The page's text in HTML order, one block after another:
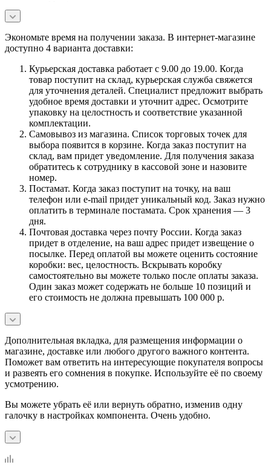
Экономьте время на получении заказа. В интернет-магазине
доступно 4 варианта доставки:
Курьерская доставка работает с 9.00 до 19.00. Когда
товар поступит на склад, курьерская служба свяжется
для уточнения деталей. Специалист предложит выбрать
удобное время доставки и уточнит адрес. Осмотрите
упаковку на целостность и соответствие указанной
комплектации.
Самовывоз из магазина. Список торговых точек для
выбора появится в корзине. Когда заказ поступит на
склад, вам придет уведомление. Для получения заказа
обратитесь к сотруднику в кассовой зоне и назовите
номер.
Постамат. Когда заказ поступит на точку, на ваш
телефон или e-mail придет уникальный код. Заказ нужно
оплатить в терминале постамата. Срок хранения — 3
дня.
Почтовая доставка через почту России. Когда заказ
придет в отделение, на ваш адрес придет извещение о
посылке. Перед оплатой вы можете оценить состояние
коробки: вес, целостность. Вскрывать коробку
самостоятельно вы можете только после оплаты заказа.
Один заказ может содержать не больше 10 позиций и
его стоимость не должна превышать 100 000 р.
Дополнительная вкладка, для размещения информации о
магазине, доставке или любого другого важного контента.
Поможет вам ответить на интересующие покупателя вопросы
и развеять его сомнения в покупке. Используйте её по своему
усмотрению.
Вы можете убрать её или вернуть обратно, изменив одну
галочку в настройках компонента. Очень удобно.